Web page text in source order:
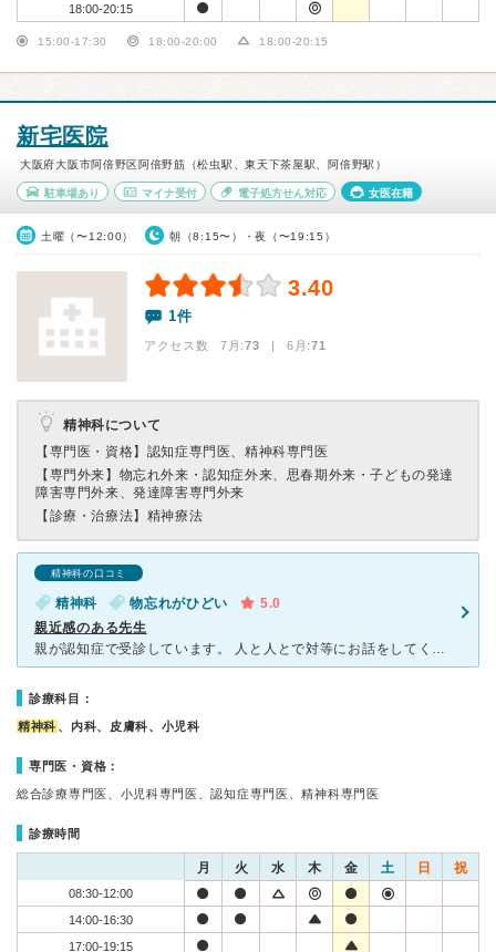
18:00-20:15
15:00-17:30 18:00-20:00 18:00-20:15
新宅医院
大阪府大阪市阿倍野区阿倍野筋（松虫駅、東天下茶屋駅、阿倍野駅）
駐車場あり マイナ受付 電子処方せん対応 女医在籍
土曜（〜12:00） 朝（8:15〜）・夜（〜19:15）
3.40
1件
アクセス数 7月:73 | 6月:71
精神科について
【専門医・資格】 認知症専門医、精神科専門医
【専門外来】 物忘れ外来・認知症外来、思春期外来・子どもの発達
障害専門外来、発達障害専門外来
【診療・治療法】 精神療法
精神科の口コミ
精神科 物忘れがひどい
5.0
親近感のある先生
親が認知症で受診しています。 人と人とで対等にお話をしてくれ、家族のことも心配してくれて話を聞いてくれます。 先生があっさりしているので、話をしていても嫌な気持ちにはならず気が楽になります。 認
診療科目：
精神科 、内科、皮膚科、小児科
専門医・資格：
総合診療専門医、小児科専門医、認知症専門医、精神科専門医
診療時間
月 火 水 木 金 土 日 祝
08:30-12:00
14:00-16:30
17:00-19:15